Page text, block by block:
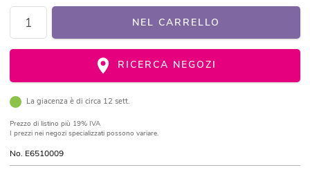
NEL CARRELLO
RICERCA NEGOZI
La giacenza è di circa 12 sett.
Prezzo di listino più 19% IVA
I prezzi nei negozi specializzati possono variare.
No. E6510009